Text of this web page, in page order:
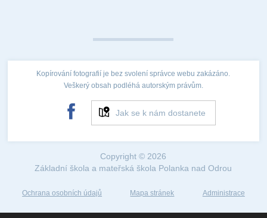
Kopírování fotografií je bez svolení správce webu zakázáno.
Veškerý obsah podléhá autorským právům.
Jak se k nám dostanete
Copyright © 2026
Základní škola a mateřská škola Polanka nad Odrou
Ochrana osobních údajů Mapa stránek Administrace